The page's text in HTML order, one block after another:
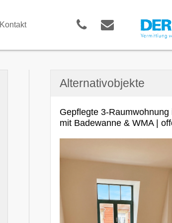
Kontakt
Alternativobjekte
Gepflegte 3-Raumwohnung
mit Badewanne & WMA |